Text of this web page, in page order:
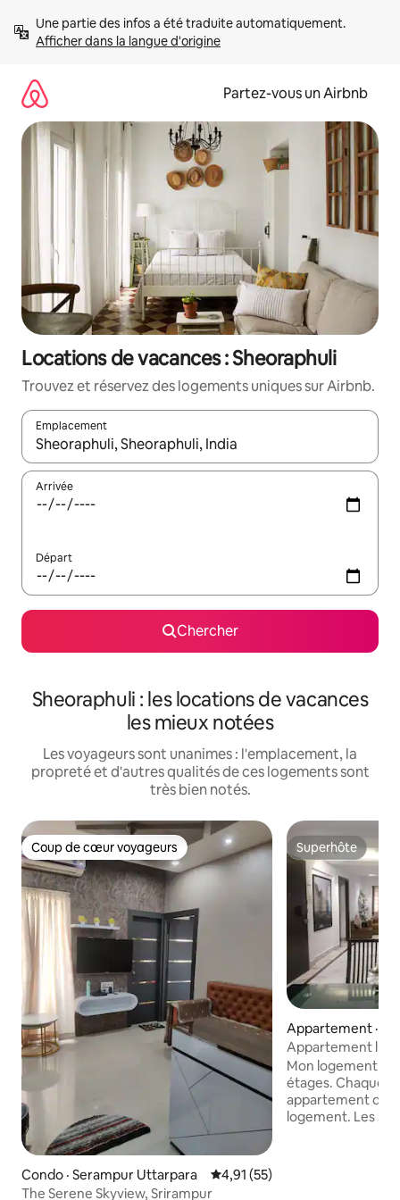
directement
Afficher dans la langue d'origine
Partez-vous un Airbnb
Locations de vacances : Sheoraphuli
Trouvez et réservez des logements uniques sur Airbnb.
Emplacement
Quand les résultats sont affichés, parcourez-les en utilisant
Arrivée
Départ
Chercher
Sheoraphuli : les locations de vacances
les mieux notées
Les voyageurs sont unanimes : l'emplacement, la
propreté et d'autres qualités de ces logements sont
très bien notés.
Coup de cœur voyageurs
Coup de cœur voyageurs
Condo · Serampur Uttarpara Note moyenne de 4,91 sur 5,
4,91 (55)
The Serene Skyview, Srirampur
Superhôte
Superhôte
Appartement ·
Appartement
Mon logement
étages. Chaque
appartement de
logement. Les 3